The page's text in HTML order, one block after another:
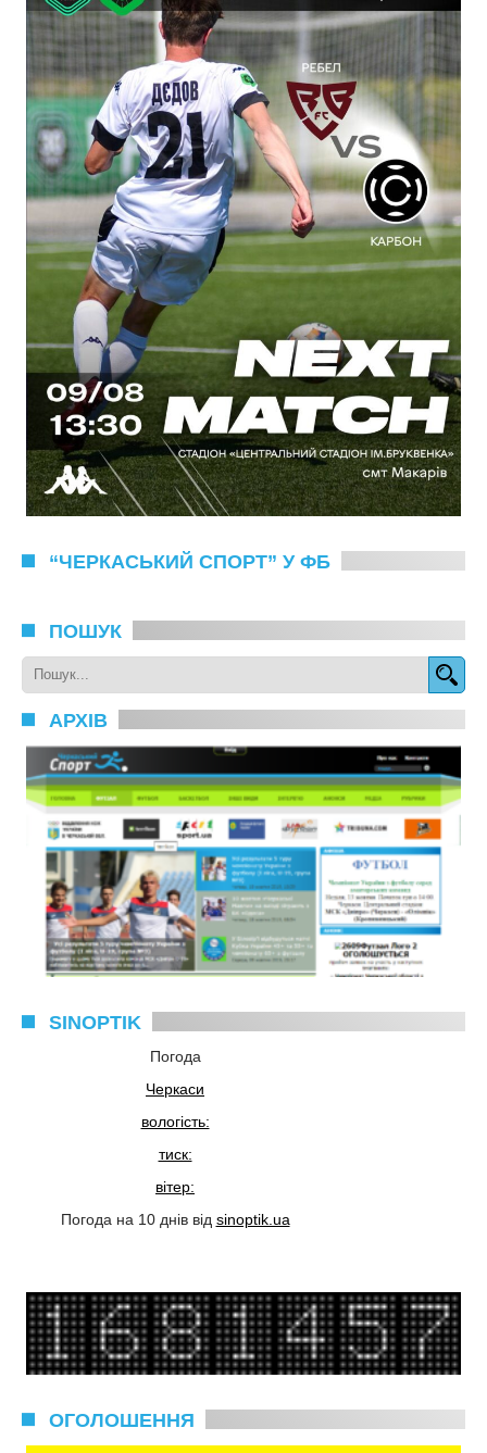
“ЧЕРКАСЬКИЙ СПОРТ” У ФБ
ПОШУК
АРХІВ
SINOPTIK
Погода
Черкаси
вологість:
тиск:
вітер:
Погода на 10 днів від sinoptik.ua
ОГОЛОШЕННЯ